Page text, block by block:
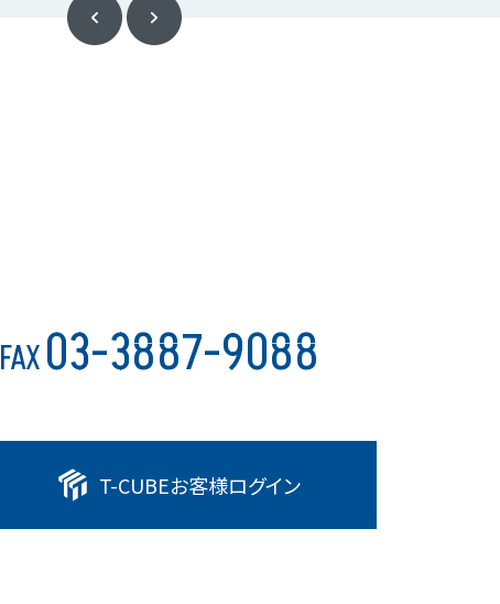
FAX03-3887-9088
T-CUBEお客様ログイン